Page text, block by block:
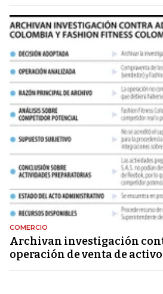
COMERCIO
Archivan investigación
operación de venta de